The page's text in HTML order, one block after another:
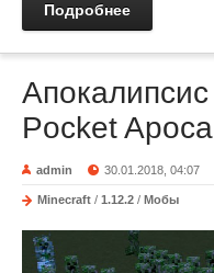
Подробнее
Pocket
admin 30.01.2018, 04:07
Minecraft / 1.12.2 / Мобы